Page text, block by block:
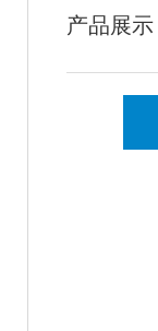
产品展示